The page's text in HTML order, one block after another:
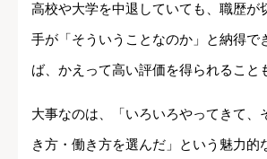
高校や大学を中退していても、職歴が
手が「そういうことなのか」と納得で
ば、かえって高い評価を得られること
大事なのは、「いろいろやってきて、
き方・働き方を選んだ」という魅力的